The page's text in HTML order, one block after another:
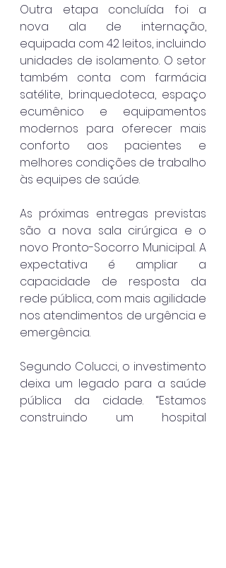
Outra etapa concluída foi a
nova ala de internação,
equipada com 42 leitos, incluindo
unidades de isolamento. O setor
também conta com farmácia
satélite, brinquedoteca, espaço
ecumênico e equipamentos
modernos para oferecer mais
conforto aos pacientes e
melhores condições de trabalho
às equipes de saúde.
As próximas entregas previstas
são a nova sala cirúrgica e o
novo Pronto-Socorro Municipal. A
expectativa é ampliar a
capacidade de resposta da
rede pública, com mais agilidade
nos atendimentos de urgência e
emergência.
Segundo Colucci, o investimento
deixa um legado para a saúde
pública da cidade. “Estamos
construindo um hospital